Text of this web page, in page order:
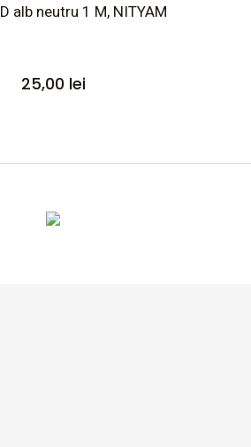
alb neutru 1 M, NITYAM
25,00 lei